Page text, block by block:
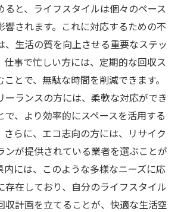
ると、ライフスタイルは個々のペース
響されます。これに対応するための不
、生活の質を向上させる重要なステッ
仕事で忙しい方には、定期的な回収ス
とで、無駄な時間を削減できます。
ーランスの方には、柔軟な対応ができ
で、より効率的にスペースを活用する
さらに、エコ志向の方には、リサイク
ンが提供されている業者を選ぶことが
内には、このような多様なニーズに応
存在しており、自分のライフスタイル
収計画を立てることが、快適な生活空